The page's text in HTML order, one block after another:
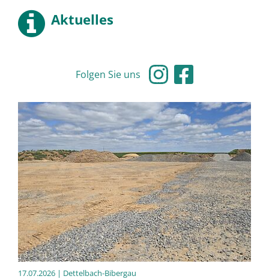
Aktuelles
Folgen Sie uns
17.07.2026 | Dettelbach-Bibergau